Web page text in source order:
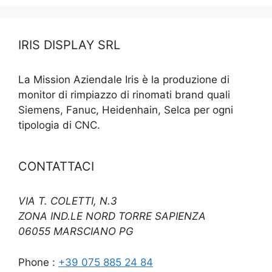
IRIS DISPLAY SRL
La Mission Aziendale Iris è la produzione di
monitor di rimpiazzo di rinomati brand quali
Siemens, Fanuc, Heidenhain, Selca per ogni
tipologia di CNC.
CONTATTACI
VIA T. COLETTI, N.3
ZONA IND.LE NORD TORRE SAPIENZA
06055 MARSCIANO PG
Phone : +39 075 885 24 84